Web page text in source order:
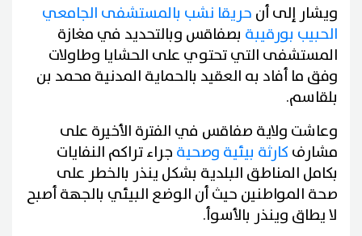
ويشار إلى أن حريقا نشب بالمستشفى الجامعي
الحبيب بورقيبة بصفاقس وبالتحديد في مغازة
المستشفى التي تحتوي على الحشايا وطاولات
وفق ما أفاد به العقيد بالحماية المدنية محمد بن
بلقاسم.
وعاشت ولاية صفاقس في الفترة الأخيرة على
مشارف كارثة بيئية وصحية جراء تراكم النفايات
بكامل المناطق البلدية بشكل ينذر بالخطر على
صحة المواطنين حيث أن الوضع البيئي بالجهة أصبح
لا يطاق وينذر بالأسوأ.